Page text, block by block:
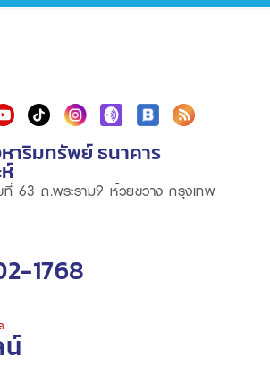
าริมทรัพย์ ธนาคาร
63 ถ.พระราม9 ห้วยขวาง กรุงเทพ
1768
น์